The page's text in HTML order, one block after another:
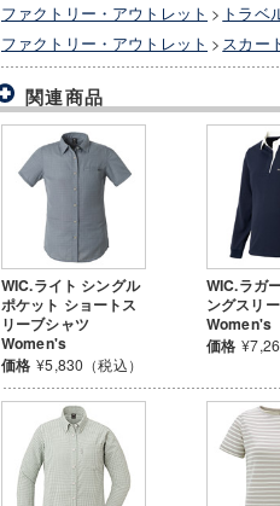
ファクトリー・アウトレット > トラベ
ファクトリー・アウトレット > スカー
関連商品
WIC.ライト シングル
ポケット ショートス
リーブシャツ
Women's
価格 ¥5,830（税込）
WIC.ラガ
ングスリ
Women's
価格